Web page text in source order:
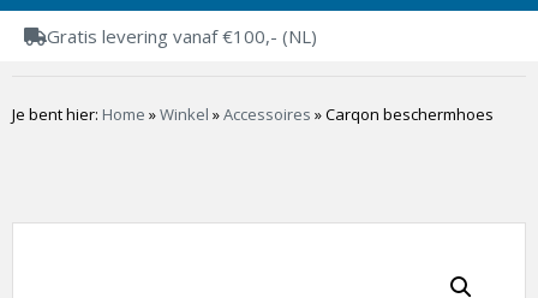
Gratis levering vanaf €100,- (NL)
Je bent hier: Home »Winkel »Accessoires »Carqon beschermhoes